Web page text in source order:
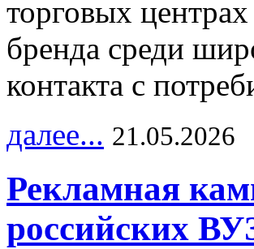
торговых
бренда среди
контакта с
далее... 21.05.2026
Рекламная
российских